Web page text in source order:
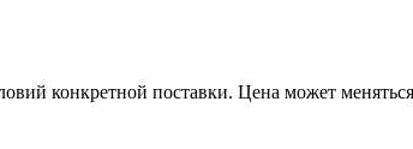
конкретной поставки. Цена может